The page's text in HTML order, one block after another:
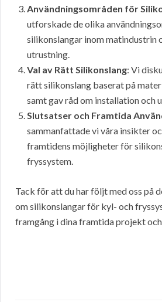
Användningsområden för
utforskade de olika
silikonslangar inom matindustrin
utrustning.
Val av Rätt Silikonslang: Vi
rätt silikonslang baserat på
samt gav råd om installation och
Slutsatser och Framtida
sammanfattade vi våra insikter
framtidens möjligheter för
fryssystem.
Tack för att du har följt med oss på
om silikonslangar för kyl- och
framgång i dina framtida projekt